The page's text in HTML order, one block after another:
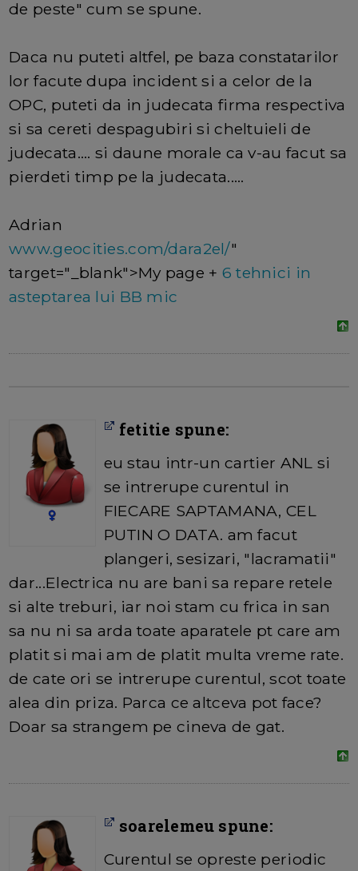
de peste" cum se spune.
Daca nu puteti altfel, pe baza constatarilor
lor facute dupa incident si a celor de la
OPC, puteti da in judecata firma respectiva
si sa cereti despagubiri si cheltuieli de
judecata.... si daune morale ca v-au facut sa
pierdeti timp pe la judecata.....
Adrian
www.geocities.com/dara2el/"
target="_blank">My page + 6 tehnici in
asteptarea lui BB mic
fetitie spune:
eu stau intr-un cartier ANL si
se intrerupe curentul in
FIECARE SAPTAMANA, CEL
PUTIN O DATA. am facut
plangeri, sesizari, "lacramatii"
dar...Electrica nu are bani sa repare retele
si alte treburi, iar noi stam cu frica in san
sa nu ni sa arda toate aparatele pt care am
platit si mai am de platit multa vreme rate.
de cate ori se intrerupe curentul, scot toate
alea din priza. Parca ce altceva pot face?
Doar sa strangem pe cineva de gat.
soarelemeu spune:
Curentul se opreste periodic